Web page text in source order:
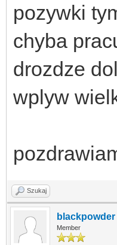
pozywki
chyba
drozdze
wplyw
Szukaj
blackpowder
Member